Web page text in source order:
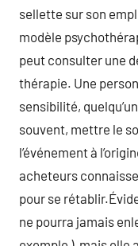
sellette sur son
modèle
peut consulter une
thérapie. Une
sensibilité,
souvent, mettre le
l’événement à
acheteurs
pour se
ne pourra jamais